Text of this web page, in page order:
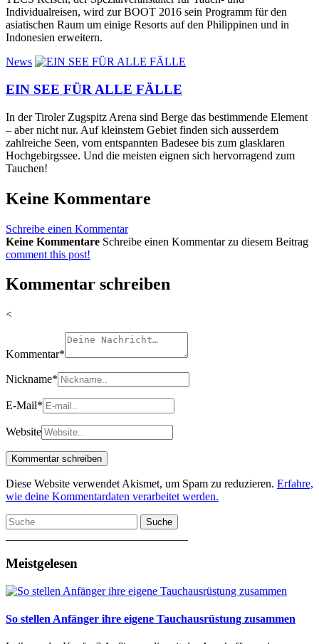
Individualreisen, wird zur BOOT 2016 sein Programm für den
asiatischen Raum um einige Resorts auf den Philippinen und in
Indonesien erweitern.
News
EIN SEE FÜR ALLE FÄLLE
In der Tiroler Zugspitz Arena sind Berge das bestimmende Element
– aber nicht nur. Auf kleinstem Gebiet finden sich ausserdem
zahlreiche Seen, vom entspannten Badesee bis zum glasklaren
Hochgebirgssee. Und die meisten eignen sich hervorragend zum
Tauchen!
Keine Kommentare
Schreibe einen Kommentar
Keine Kommentare Schreibe einen Kommentar zu diesem Beitrag
comment this post!
Kommentar schreiben
<
Kommentar*
Nickname*
E-Mail*
Website
Diese Website verwendet Akismet, um Spam zu reduzieren. Erfahre,
wie deine Kommentardaten verarbeitet werden.
Suche
Meistgelesen
So stellen Anfänger ihre eigene Tauchausrüstung zusammen